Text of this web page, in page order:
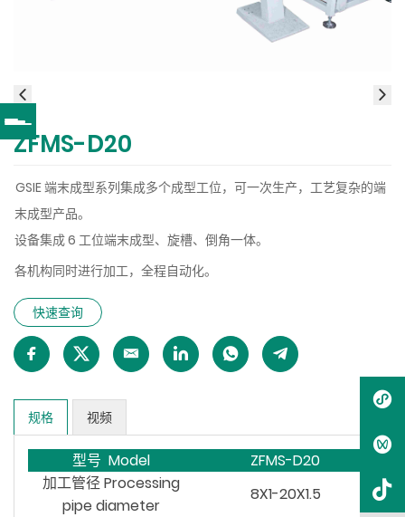
ZFMS-D20
GSIE 端末成型系列集成多个成型工位，可一次生产， 工艺复杂的端
末成型产品。
设备集成 6 工位端末成型、旋槽、倒角一体。
各机构同时进行加工，全程自动化。
快速查询
规格 视频
型号 Model
ZFMS-D20
加工管径 Processing
pipe diameter
8X1-20X1.5